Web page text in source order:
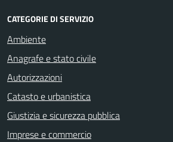
CATEGORIE DI SERVIZIO
Ambiente
Anagrafe e stato civile
Autorizzazioni
Catasto e urbanistica
Giustizia e sicurezza pubblica
Imprese e commercio